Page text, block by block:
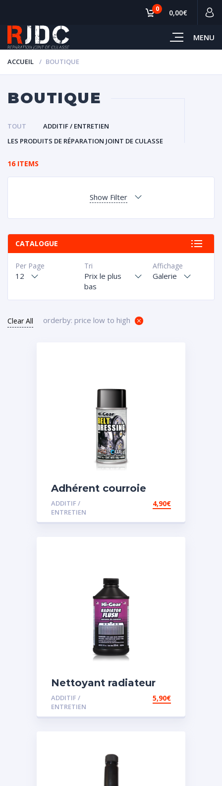
MENU
0 0,00€
ACCUEIL BOUTIQUE
BOUTIQUE
TOUT
ADDITIF / ENTRETIEN
LES PRODUITS DE RÉPARATION JOINT DE CULASSE
16 ITEMS
Show Filter
CATALOGUE
Affichage
Galerie
Tri
Prix le plus
bas
Per Page
12
Clear All orderby: price low to high
Adhérent courroie
ADDITIF /
ENTRETIEN
4,90€
Nettoyant radiateur
ADDITIF /
ENTRETIEN
5,90€